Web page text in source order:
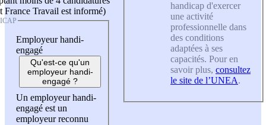
France Travail est informé)
Employeur handi-
engagé
Qu'est-ce qu'un
employeur handi-
engagé ?
Un employeur handi-
engagé est un
employeur reconnu
handicap d'exercer
une activité
professionnelle dans
des conditions
adaptées à ses
capacités. Pour en
savoir plus, consultez
le site de l’UNEA.